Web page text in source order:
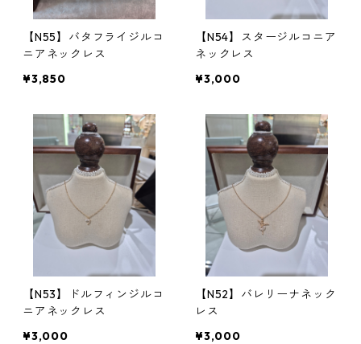
【N55】バタフライジルコ
ニアネックレス
¥3,850
【N54】スタージルコニア
ネックレス
¥3,000
【N53】ドルフィンジルコ
ニアネックレス
¥3,000
【N52】バレリーナネック
レス
¥3,000